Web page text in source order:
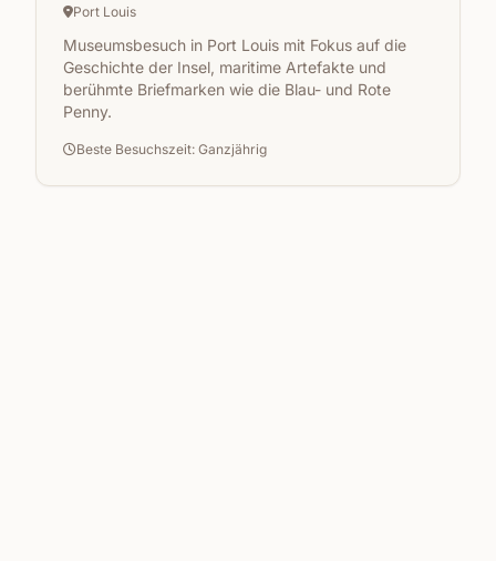
Port Louis
Museumsbesuch in Port Louis mit Fokus auf die
Geschichte der Insel, maritime Artefakte und
berühmte Briefmarken wie die Blau- und Rote
Penny.
Beste Besuchszeit: Ganzjährig